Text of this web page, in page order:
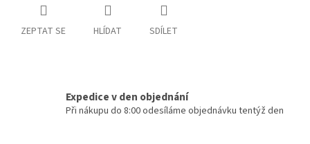
ZEPTAT SE HLÍDAT SDÍLET
Expedice v den objednání
Při nákupu do 8:00 odesíláme objednávku tentýž den